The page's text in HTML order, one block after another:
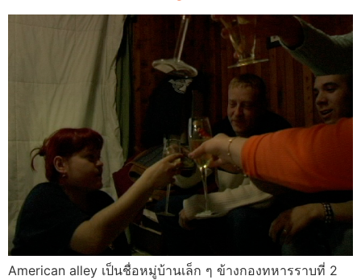
American alley เป็นชื่อหมู่บ้านเล็ก ๆ ข้างกองทหารราบที่ 2